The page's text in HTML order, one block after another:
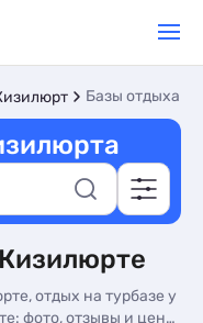
Базы отдыха
отдых на турбазе у
фото, отзывы и цены